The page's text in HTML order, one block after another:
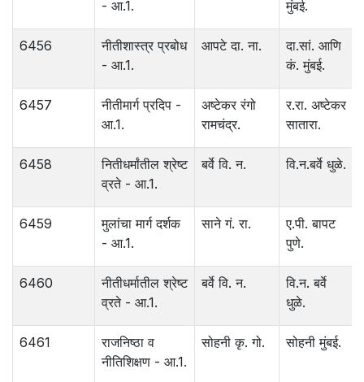
- आ.1.
मुंबई.
6456
नीतीशास्त्र प्रबोध
- आ.1.
आपटे दा. ना.
दा.सां. आणि
कं. मुंबई.
6457
नीतीमार्ग प्रदिप -
आ.1.
अष्टेकर रंगो
रामचंद्र.
र.रा. अष्टेकर
सातारा.
6458
नितीधर्मांतील श्रेष्ट
व्रते - आ.1.
बर्वे वि. न. वि.न.बर्वे धुळे.
6459
मुलांचा मार्ग दर्शक
- आ.1.
साने गं. रा.
ए.पी. बापट
पुणे.
6460
नीतीधर्मातील श्रेष्ट
व्रते - आ.1.
बर्वे वि. न.
वि.न. बर्वे
धुळे.
6461
राजनिष्ठा व
नीतिशिक्षण - आ.1.
सोहनी कृ. गो. सोहनी मुंबई.